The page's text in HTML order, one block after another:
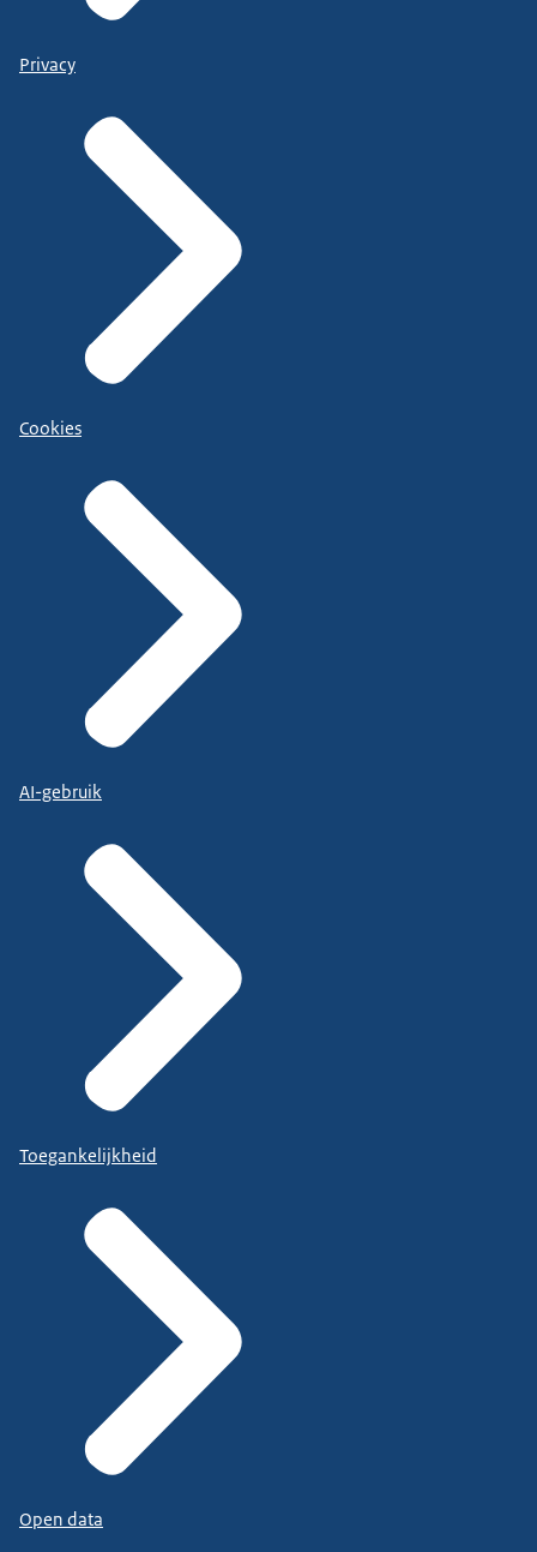
Privacy
Cookies
AI-gebruik
Toegankelijkheid
Open data